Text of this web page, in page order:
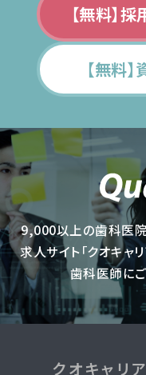
【無料】
【無料
9,000以上の歯科医
求人サイト「クオキャ
歯科医師に
クオキャリ